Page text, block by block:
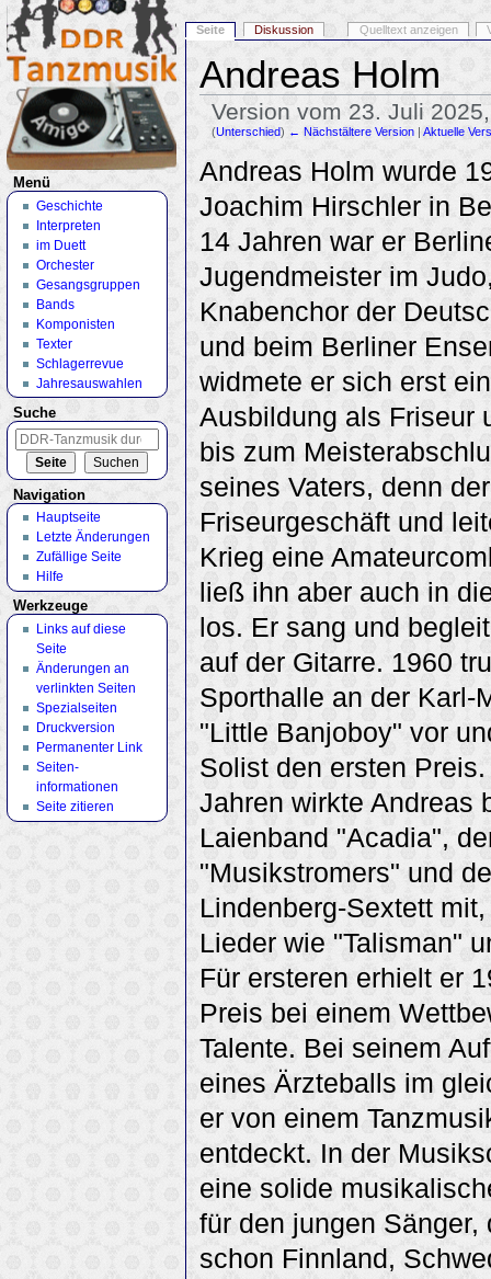
Andreas Holm
Version vom 23. Juli
(Unterschied) ← Nächstältere Version| Aktuelle
Andreas Holm wurde
Joachim Hirschler in
14 Jahren war er
Jugendmeister im
Knabenchor der
und beim Berliner
widmete er sich erst
Ausbildung als Friseur
bis zum
seines Vaters, denn
Friseurgeschäft und
Krieg eine
ließ ihn aber auch in
los. Er sang und
auf der Gitarre. 1960
Sporthalle an der Karl-
"Little Banjoboy" vor
Solist den ersten
Jahren wirkte Andreas
Laienband "Acadia",
"Musikstromers" und
Lindenberg-Sextett
Lieder wie "Talisman"
Für ersteren erhielt er
Preis bei einem
Talente. Bei seinem
eines Ärzteballs im
er von einem
entdeckt. In der
eine solide
für den jungen
schon Finnland,
Seite Diskussion Quelltext anzeigen
Menü
Geschichte
Interpreten
im Duett
Orchester
Gesangsgruppen
Bands
Komponisten
Texter
Schlagerrevue
Jahresauswahlen
Suche
Navigation
Hauptseite
Letzte Änderungen
Zufällige Seite
Hilfe
Werkzeuge
Links auf diese
Seite
Änderungen an
verlinkten Seiten
Spezialseiten
Druckversion
Permanenter Link
Seiten­
informationen
Seite zitieren